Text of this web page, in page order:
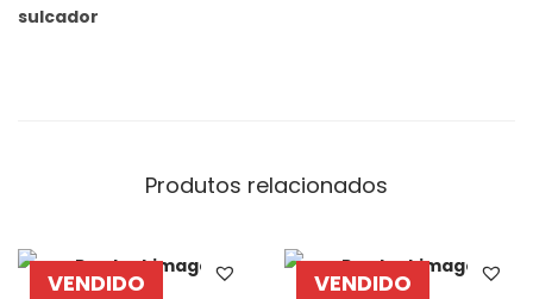
sulcador
Produtos relacionados
VENDIDO VENDIDO